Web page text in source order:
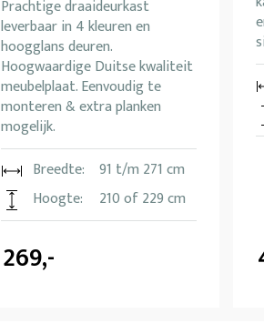
Prachtige draaideurkast
leverbaar in 4 kleuren en
hoogglans deuren.
Hoogwaardige Duitse kwaliteit
meubelplaat. Eenvoudig te
monteren & extra planken
mogelijk.
Breedte:
91 t/m 271 cm
Hoogte:
210 of 229 cm
269,-